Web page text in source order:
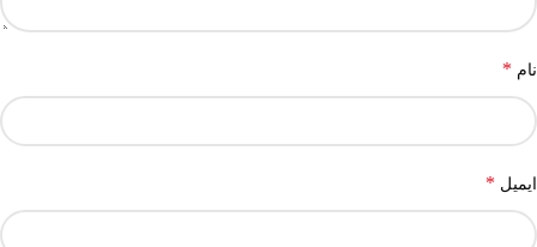
نام *
ایمیل *